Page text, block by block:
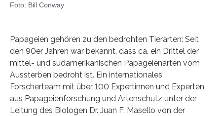
Foto: Bill Conway
Papageien gehören zu den bedrohten Tierarten: Seit
den 90er Jahren war bekannt, dass ca. ein Drittel der
mittel- und südamerikanischen Papageienarten vom
Aussterben bedroht ist. Ein internationales
Forscherteam mit über 100 Expertinnen und Experten
aus Papageienforschung und Artenschutz unter der
Leitung des Biologen Dr. Juan F. Masello von der